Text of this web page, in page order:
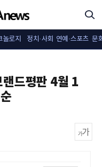
놀로지 정치·사회 연예·스포츠 문
드평판 4월 1